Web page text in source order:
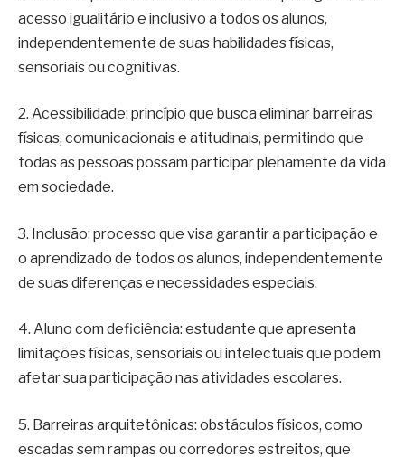
acesso igualitário e inclusivo a todos os alunos,
independentemente de suas habilidades físicas,
sensoriais ou cognitivas.
2. Acessibilidade: princípio que busca eliminar barreiras
físicas, comunicacionais e atitudinais, permitindo que
todas as pessoas possam participar plenamente da vida
em sociedade.
3. Inclusão: processo que visa garantir a participação e
o aprendizado de todos os alunos, independentemente
de suas diferenças e necessidades especiais.
4. Aluno com deficiência: estudante que apresenta
limitações físicas, sensoriais ou intelectuais que podem
afetar sua participação nas atividades escolares.
5. Barreiras arquitetônicas: obstáculos físicos, como
escadas sem rampas ou corredores estreitos, que